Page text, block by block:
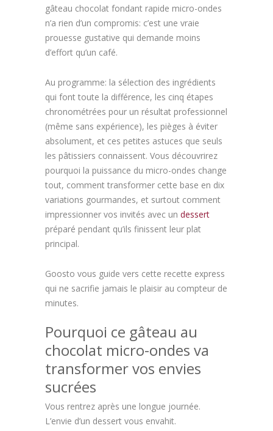
gâteau chocolat fondant rapide micro-ondes
n’a rien d’un compromis: c’est une vraie
prouesse gustative qui demande moins
d’effort qu’un café.
Au programme: la sélection des ingrédients
qui font toute la différence, les cinq étapes
chronométrées pour un résultat professionnel
(même sans expérience), les pièges à éviter
absolument, et ces petites astuces que seuls
les pâtissiers connaissent. Vous découvrirez
pourquoi la puissance du micro-ondes change
tout, comment transformer cette base en dix
variations gourmandes, et surtout comment
impressionner vos invités avec un dessert
préparé pendant qu’ils finissent leur plat
principal.
Goosto vous guide vers cette recette express
qui ne sacrifie jamais le plaisir au compteur de
minutes.
Pourquoi ce gâteau au
chocolat micro-ondes va
transformer vos envies
sucrées
Vous rentrez après une longue journée.
L’envie d’un dessert vous envahit.